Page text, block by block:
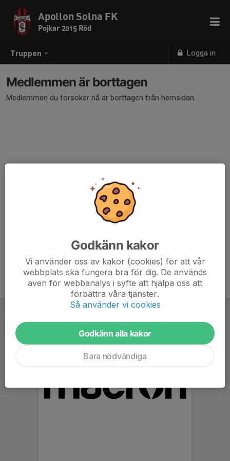
Truppen Logga in
Apollon Solna FK
Pojkar 2015 Röd
Medlemmen är borttagen
Medlemmen du försöker nå är borttagen från hemsidan.
Godkänn kakor
Vi använder oss av kakor (cookies) för att vår
webbplats ska fungera bra för dig. De används
även för webbanalys i syfte att hjälpa oss att
förbättra våra tjänster.
Så använder vi cookies
Godkänn alla kakor
Bara nödvändiga